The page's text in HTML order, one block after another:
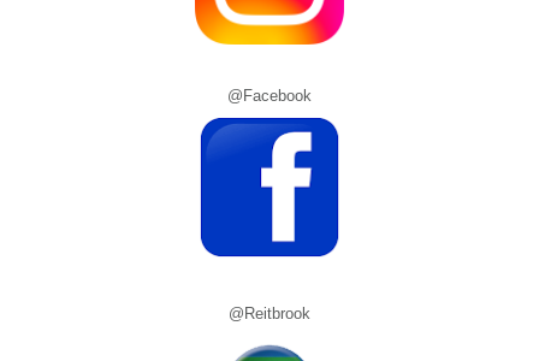
@Facebook
@Reitbrook